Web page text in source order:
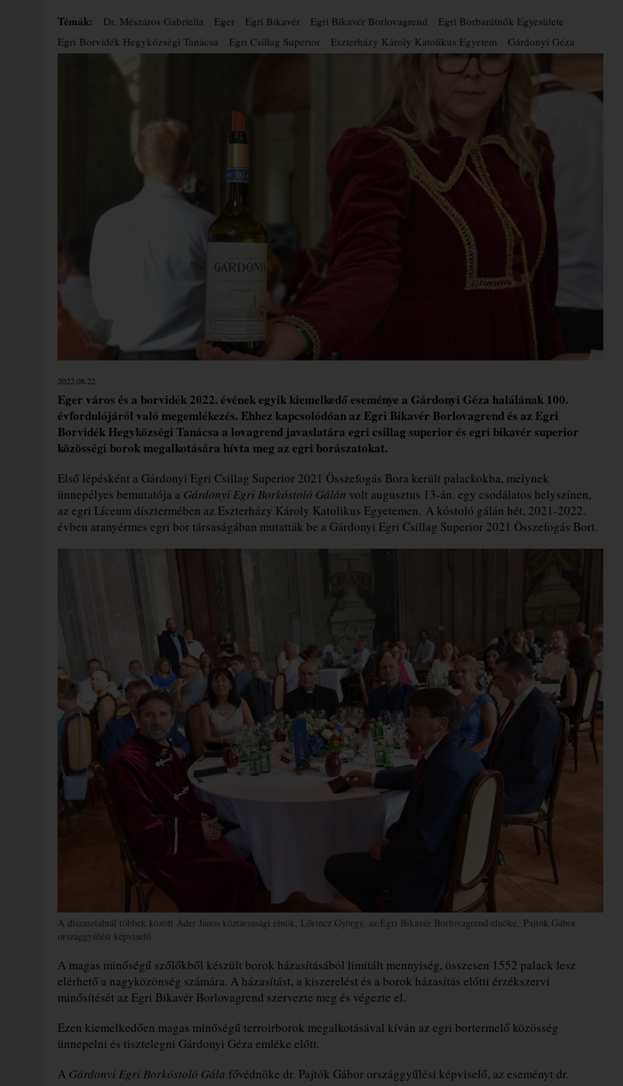
Témák: Dr. Mészáros Gabriella Eger Egri Bikavér Egri Bikavér Borlovagrend
Egri Borbarátnők Egyesülete
Egri Borvidék Hegyközségi Tanácsa
Egri Csillag Superior Eszterházy Károly Katolikus Egyetem Gárdonyi Géza
2022.08.22.
Eger város és a borvidék 2022. évének egyik kiemelkedő eseménye a Gárdonyi Géza halálának 100.
évfordulójáról való megemlékezés. Ehhez kapcsolódóan az Egri Bikavér Borlovagrend és az Egri
Borvidék Hegyközségi Tanácsa a lovagrend javaslatára egri csillag superior és egri bikavér superior
közösségi borok megalkotására hívta meg az egri borászatokat.
Első lépésként a Gárdonyi Egri Csillag Superior 2021 Összefogás Bora került palackokba, melynek
ünnepélyes bemutatója a Gárdonyi Egri Borkóstoló Gálán volt augusztus 13-án. egy csodálatos helyszínen,
az egri Líceum dísztermében az Eszterházy Károly Katolikus Egyetemen. A kóstoló gálán hét, 2021-2022.
évben aranyérmes egri bor társaságában mutatták be a Gárdonyi Egri Csillag Superior 2021 Összefogás Bort.
A díszasztalnál többek között Áder János köztársasági elnök, Lőrincz György, az Egri Bikavér Borlovagrend elnöke, Pajtók Gábor
országgyűlési képviselő
A magas minőségű szőlőkből készült borok házasításából limitált mennyiség, összesen 1552 palack lesz
elérhető a nagyközönség számára. A házasítást, a kiszerelést és a borok házasítás előtti érzékszervi
minősítését az Egri Bikavér Borlovagrend szervezte meg és végezte el.
Ezen kiemelkedően magas minőségű terroirborok megalkotásával kíván az egri bortermelő közösség
ünnepelni és tisztelegni Gárdonyi Géza emléke előtt.
A Gárdonyi Egri Borkóstoló Gála fővédnöke dr. Pajtók Gábor országgyűlési képviselő, az eseményt dr.